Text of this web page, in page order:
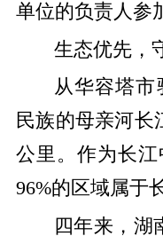
单位的负责人参
生态优先，
从华容塔
民族的母亲河长
公里。作为长
96%的区域属于
四年来，湖